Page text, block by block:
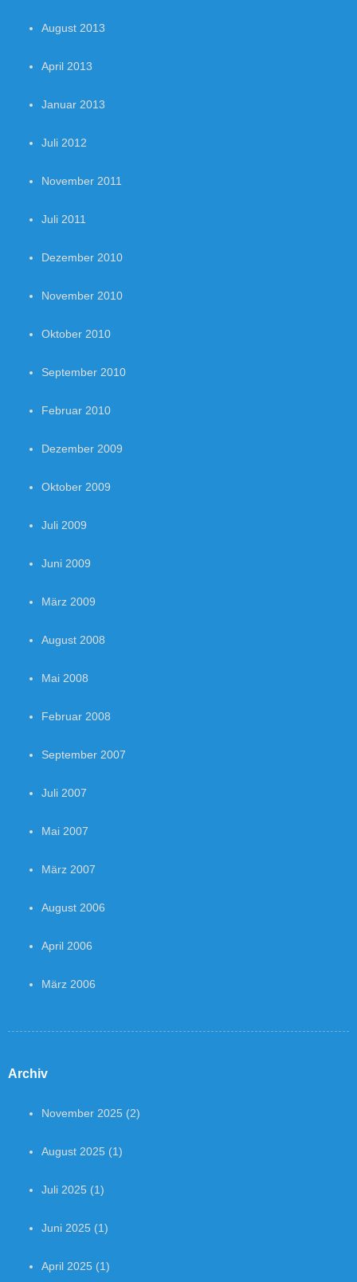
August 2013
April 2013
Januar 2013
Juli 2012
November 2011
Juli 2011
Dezember 2010
November 2010
Oktober 2010
September 2010
Februar 2010
Dezember 2009
Oktober 2009
Juli 2009
Juni 2009
März 2009
August 2008
Mai 2008
Februar 2008
September 2007
Juli 2007
Mai 2007
März 2007
August 2006
April 2006
März 2006
Archiv
November 2025 (2)
August 2025 (1)
Juli 2025 (1)
Juni 2025 (1)
April 2025 (1)